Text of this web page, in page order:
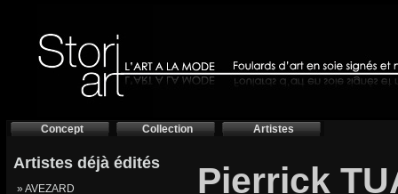
Concept Collection Artistes
Artistes déjà édités
» AVEZARD
Pierrick